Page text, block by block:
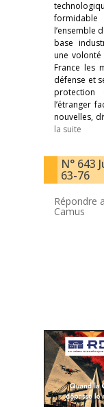
l’ensemble
base
une
France les
défense et
l’étranger
nouvelles,
la suite
N° 643
63-76
Répondre
Camus